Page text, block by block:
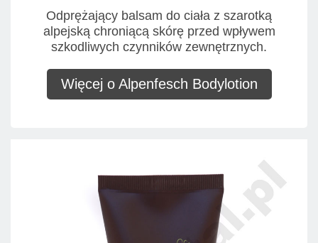
Odprężający balsam do ciała z szarotką
alpejską chroniącą skórę przed wpływem
szkodliwych czynników zewnętrznych.
Więcej o Alpenfesch Bodylotion